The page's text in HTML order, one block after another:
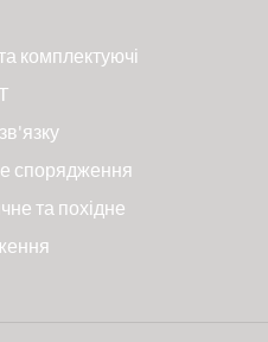
комплектуючі
спорядження
та похідне